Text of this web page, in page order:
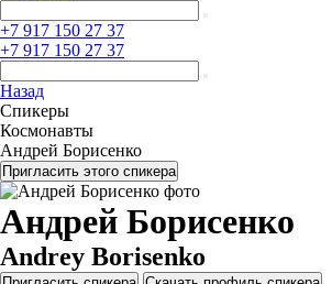
+7 917 150 27 37
+7 917 150 27 37
Назад
Спикеры
Космонавты
Андрей Борисенко
Пригласить этого спикера
Андрей Борисенко
Andrey Borisenko